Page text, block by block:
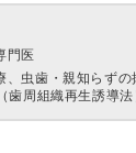
門医
、虫歯・親知らず
歯周組織再生誘導法